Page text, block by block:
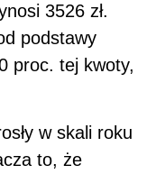
3526 zł.
podstawy
proc. tej kwoty,
w skali roku
to, że